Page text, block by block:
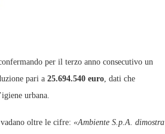
per il terzo anno consecutivo un
pari a 25.694.540 euro, dati che
urbana.
oltre le cifre: «Ambiente S.p.A. dimostra